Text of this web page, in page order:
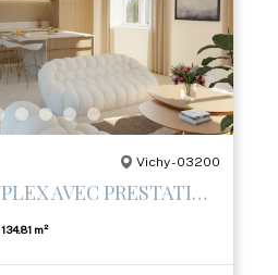
Vichy - 03200
MAGNIFIQUE DUPLEX AVEC PRESTATIONS HAUT DE GAMME ET TERRASSE– CŒUR DE VICHY
134.81 m²